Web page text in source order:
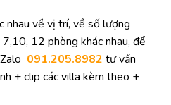
nhau về vị trí, về số lượng
12 phòng khác nhau, để
091.205.8982 tư vấn
+ clip các villa kèm theo +